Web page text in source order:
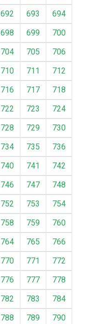
692 693
694
698 699
700
704 705
706
710 711
712
716 717
718
722 723
724
728 729
730
734 735
736
740 741
742
746 747
748
752 753
754
758 759
760
764 765
766
770 771
772
776 777
778
782 783
784
788 789
790